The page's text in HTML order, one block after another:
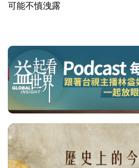
可能不慎洩露